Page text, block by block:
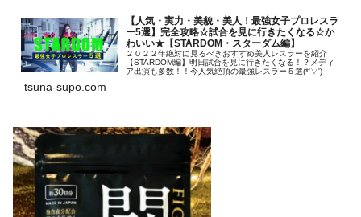
【人気・実力・美貌・美人！最強女子プロレスラ
ー5選】完全攻略☆試合を見に行きたくなる☆か
わいい★【STARDOM・スターダム編】
２０２２年絶対に見るべきおすすめ美人レスラーを紹介
【STARDOM編】明日試合を見に行きたくなる！？メディ
ア出演も多数！！今人気絶頂の最強レスラー５選(*'▽')
tsuna-supo.com